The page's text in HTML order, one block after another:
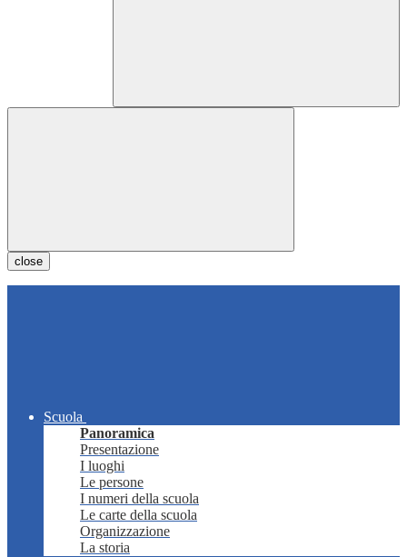
close
Scuola
Panoramica
Presentazione
I luoghi
Le persone
I numeri della scuola
Le carte della scuola
Organizzazione
La storia